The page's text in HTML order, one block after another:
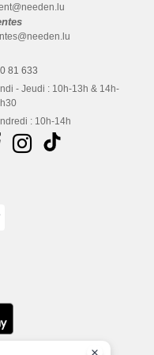
81 633
- Jeudi : 10h-13h & 14h-
: 10h-14h